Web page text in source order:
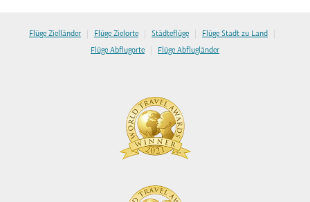
Flüge Zielländer | Flüge Zielorte | Städteflüge | Flüge Stadt zu Land |
Flüge Abflugorte | Flüge Abflugländer